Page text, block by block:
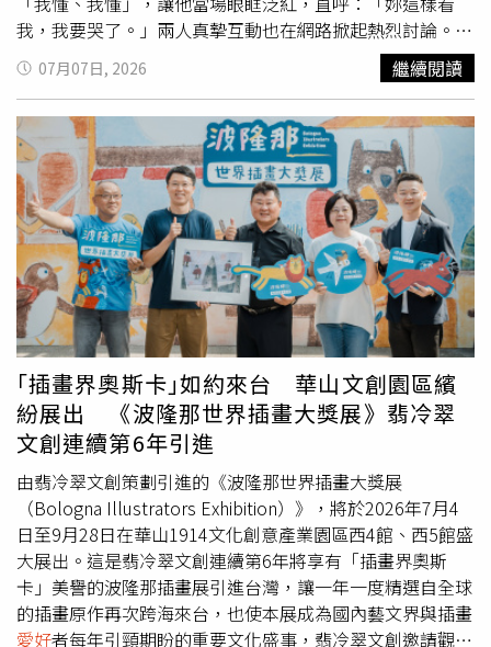
因下顎線條在短時間內出現明顯變化，引起網友熱烈討論，
也讓他在相關社群擁有相當高的知名度。近年來，墨菲的影
片風格逐漸轉變，經常發表令人難以理解的言論，也多次公
開談及自己的心理狀態。他曾表示，部分外界認為瘋狂的行
為其實是刻意設計的表演，但也因直播內容愈來愈怪異，引
發粉絲擔憂。根據外媒報導，墨菲當時持有泰國「目的地泰
國簽證」（Destination Thailand Visa，DTV）在當地居留，
並透過網路遠端販售健身保健食品維生。泰國媒體也曾報
導，他2024年曾因疑似與泰籍女友發生衝突而驚動警方，
不過相關案件後續並未成為此次事件的調查重點。值得注意
的是，墨菲生前最後一支YouTube影片是在意外發生前約6
天發布，影片中宣稱自己正在「吸收馬斯克的靈魂」
（Absorbing Elon Musk's Soul），再度引起網友熱議。事
實上，他近年多次發表涉及靈性、宗教及意識等內容，也讓
不少粉絲對其精神狀況感到憂心。警方表示，目前案件仍在
調查中，法醫將透過完整驗屍及毒物檢驗，釐清墨菲是否曾
接觸藥物或其他物質，以及真正死因，相關結果仍有待正式
公布。CTWANT提醒您：自殺不能解決問題，勇敢求救並非
弱者，生命一定可以找到出路。透過守門123步驟-1問2應3
轉介，你我都可以成為自殺防治守門人。 安心專線：
1925 張老師專線：1980 生命線專線：1995警方在康納墨
菲腰包內發現未使用注射器及不明白色藥丸，全案仍待調
查。（圖／翻攝自臉書，Bangkok Post）
我，我要哭了。」兩人真摯互動也在網路掀起熱烈討論。林
志玲先以休閒、素顏打扮低調現身畫展，親自送上迷你鳳梨
盆栽為好友打氣；隔天則換上黑色印花洋裝再度到場，不僅
仔細欣賞每件作品，也陪同蔡康永與現場來賓交流互動。蔡
康永事後將兩人在展場的互動畫面分享到社群平台，溫馨氣
氛感染不少粉絲，也讓外界看見兩人多年來深厚不變的友
誼。談到畫展《你忘記自己多久了》的命名由來，蔡康永透
露，靈感來自一位已婚且育有孩子的女性好友。某個週末，
對方的丈夫主動帶著孩子外出，希望妻子能享受久違的獨處
時光。沒想到，她獨自走到街上後，竟突然愣在原地，腦中
浮現的第一個念頭竟是：「我不知道我要去哪裡玩。」這個
看似平凡的瞬間，卻讓蔡康永深受震撼。故事說到這裡時，
林志玲全程望著蔡康永，不斷點頭，輕聲說了兩次「我懂、
我懂」，似乎對婚後、成為母親後的人生轉變感同身受。蔡
康永感受到她的理解與共鳴，忍不住哽咽表示：「妳這樣看
著我，我真的要哭了。」林志玲隨即握住蔡康永的手，之後
更給了他一個溫暖擁抱，希望給好友支持與力量，畫面溫馨
感人。蔡康永表示，真正讓他難過的，不是朋友不知道該去
哪裡，而是她婚前原本是一位自由自在、充滿想法的女性，
婚後卻把所有心力投入家庭與孩子，久而久之竟忘了自己的
興趣、夢想與生活節奏，因此才決定將畫展命名為《你忘記
自己多久了》。他希望透過作品提醒每個人，在照顧家人、
伴侶與孩子的同時，也別忘了留一點時間給自己，因為懂得
照顧別人，不代表必須犧牲自己。蔡康永也分享，自己一直
07月07日, 2026 繼續閱讀
｢插畫界奧斯卡｣如約來台 華山文創園區繽
紛展出 《波隆那世界插畫大獎展》翡冷翠
文創連續第6年引進
由翡冷翠文創策劃引進的《波隆那世界插畫大獎展
（Bologna Illustrators Exhibition）》，將於2026年7月4
日至9月28日在華山1914文化創意產業園區西4館、西5館盛
大展出。這是翡冷翠文創連續第6年將享有「插畫界奧斯
卡」美譽的波隆那插畫展引進台灣，讓一年一度精選自全球
的插畫原作再次跨海來台，也使本展成為國內藝文界與插畫
愛好者每年引頸期盼的重要文化盛事，翡冷翠文創邀請觀眾